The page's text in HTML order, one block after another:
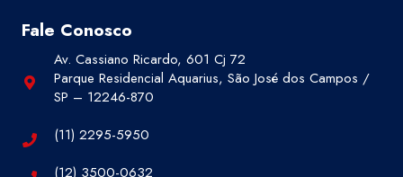
Fale Conosco
Av. Cassiano Ricardo, 601 Cj 72
Parque Residencial Aquarius, São José dos Campos /
SP – 12246-870
(11) 2295-5950
(12) 3500-0632